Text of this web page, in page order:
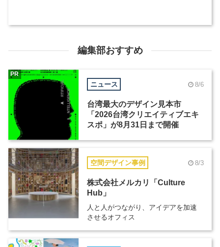
編集部おすすめ
ニュース 8/6
台湾最大のデザイン見本市
「2026台湾クリエイティブエキ
スポ」が8月31日まで開催
PR
空間デザイン事例 8/3
株式会社メルカリ「Culture
Hub」
人と人がつながり、アイデアを加速
させるオフィス